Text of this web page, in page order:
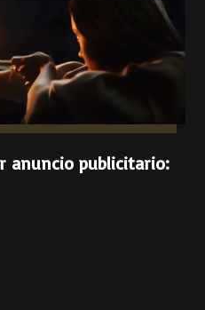
anuncio publicitario: